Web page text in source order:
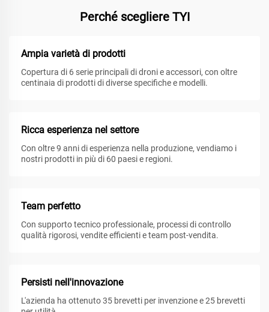
Perché scegliere TYI
Ampia varietà di prodotti
Copertura di 6 serie principali di droni e accessori, con oltre
centinaia di prodotti di diverse specifiche e modelli.
Ricca esperienza nel settore
Con oltre 9 anni di esperienza nella produzione, vendiamo i
nostri prodotti in più di 60 paesi e regioni.
Team perfetto
Con supporto tecnico professionale, processi di controllo
qualità rigorosi, vendite efficienti e team post-vendita.
Persisti nell'innovazione
L'azienda ha ottenuto 35 brevetti per invenzione e 25 brevetti